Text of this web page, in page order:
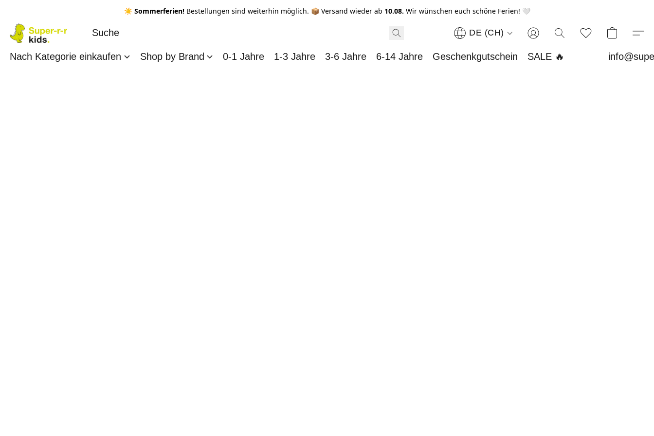
☀️ Sommerferien! Bestellungen sind weiterhin möglich. 📦 Versand wieder ab 10.08. Wir wünschen euch schöne Ferien! 🤍
DE (CH)
Nach Kategorie einkaufen Shop by Brand 0-1 Jahre 1-3 Jahre 3-6 Jahre 6-14 Jahre Geschenkgutschein SALE 🔥